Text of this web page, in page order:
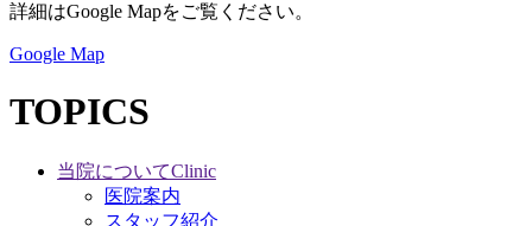
詳細はGoogle Mapをご覧ください。
Google Map
TOPICS
当院についてClinic
医院案内
スタッフ紹介